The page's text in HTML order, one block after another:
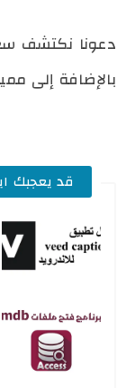
بالإضافة إلى
قد يعجبك